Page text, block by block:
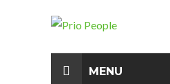
MENU
AKKOORD